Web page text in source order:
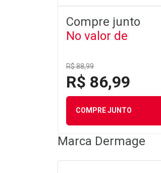
Compre junto
No valor de
R$ 88,99
R$ 86,99
COMPRE JUNTO
Marca Dermage